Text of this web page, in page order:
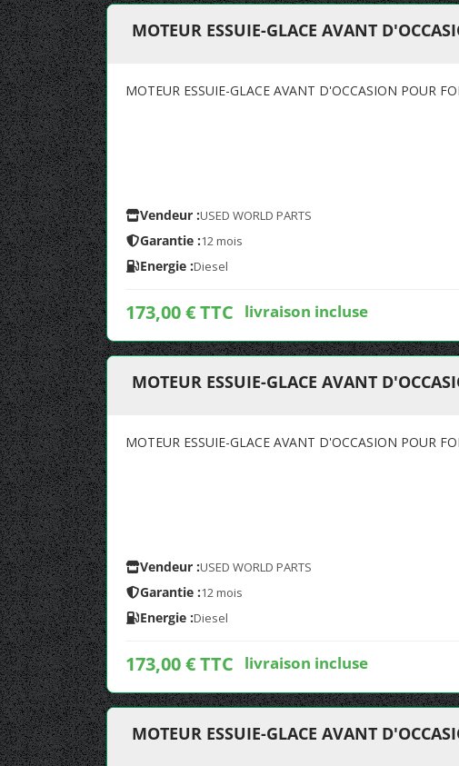
MOTEUR ESSUIE-GLACE AVANT
MOTEUR ESSUIE-GLACE AVANT D'OCCASION POUR
Vendeur :USED WORLD PARTS
Garantie :12 mois
Energie :Diesel
173,00 € TTC livraison incluse
MOTEUR ESSUIE-GLACE AVANT
MOTEUR ESSUIE-GLACE AVANT D'OCCASION POUR
Vendeur :USED WORLD PARTS
Garantie :12 mois
Energie :Diesel
173,00 € TTC livraison incluse
MOTEUR ESSUIE-GLACE AVANT